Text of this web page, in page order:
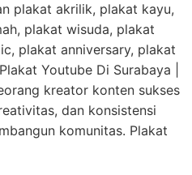
plakat akrilik, plakat kayu,
plakat wisuda, plakat
plakat anniversary, plakat
Youtube Di Surabaya |
kreator konten sukses
dan konsistensi
komunitas. Plakat